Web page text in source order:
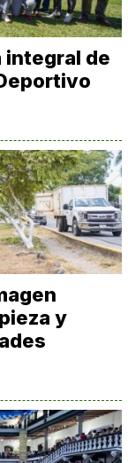
integral de
y